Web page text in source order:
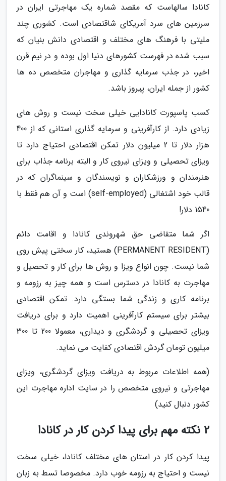
کانادا سالهاست که مقصد شماره یک مهاجرتی ایران در
سرزمین های سرد آمریکای شاقتصادی است. کشوری چند
ملیتی با فرهنگ های مختلف و اقتصادی دانش بنیان که
سبب شده در فهرست کشورهای دنیا اول بوده و در نیم قرن
اخیر، در جذب سرمایه گذاری و مهاجران متخصص ده ها
کشور از جمله ایران، پیروز باشد.
کسب پاسپورت کانادایی خیلی سخت نیست و روش های
زیادی دارد. از کارآفرینی و سرمایه گذاری استانی که از 400
هزار دلار تا 2 میلیون دلار تمکن اقتصادی احتیاج دارد تا
ویزای تحصیلی و ویزای نیروی کار و البته برنامه جذاب برای
هنرمندان و ورزشکاران و نویسندگان و سینماگران که در
قالب خود اشتغالی (self-employed) است و آن هم فقط با
1540 دلار!
اگر شما متقاضی حق شهروندی کانادا و اقامت دائم
(PERMANENT RESIDENT) هستید، کار سختی پیش روی
شما نیست. چون انواع ویزا و روش ها برای کار و تحصیل و
مهاجرت به کانادا در دسترس است و همه چیز به رزومه و
برنامه کاری و زندگی شما بستگی دارد. تمکن اقتصادی
بیشتر برای سیستم کارآفرینی اهمیت دارد و برای دریافت
ویزای تحصیلی و گردشگری و دیداری، معمولا 200 تا 300
میلیون تومان گردش اقتصادی کفایت می نماید.
(همه اطلاعات مربوط به دریافت ویزای گردشگری، ویزای
مهاجرتی و نیروی متخصص را در سایت اداره مهاجرت این
کشور دنبال کنید)
2 نکته مهم برای پیدا کردن کار در کانادا
پیدا کردن کار در استان های مختلف کانادا، خیلی سخت
نیست و احتیاج به رزومه خوب دارد. مخصوصا تسط به زبان